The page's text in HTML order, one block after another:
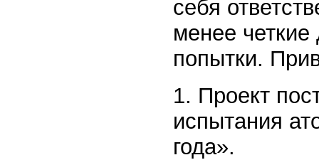
себя
менее
попытки.
1. Проект
испытания
года».